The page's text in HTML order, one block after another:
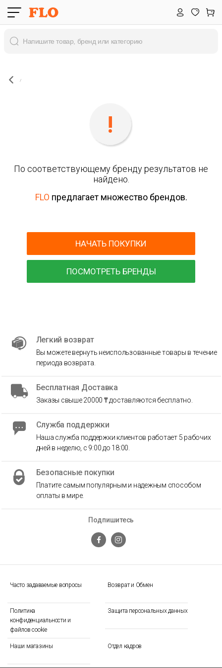
По соответствующему бренду результатов не
найдено.
FLO предлагает множество брендов.
НАЧАТЬ ПОКУПКИ
ПОСМОТРЕТЬ БРЕНДЫ
Часто задаваемые вопросы Возврат и Обмен
Политика
конфиденциальности и
файлов cookie
Защита персональных данных
Наши магазины Отдел кадров
Подпишитесь
Легкий возврат
Вы можете вернуть неиспользованные товары в течение
периода возврата.
Бесплатная Доставка
Заказы свыше 20000 ₸ доставляются бесплатно.
Служба поддержки
Наша служба поддержки клиентов работает 5 рабочих
дней в неделю, с 9:00 до 18:00.
Безопасные покупки
Платите самым популярным и надежным способом
оплаты в мире.